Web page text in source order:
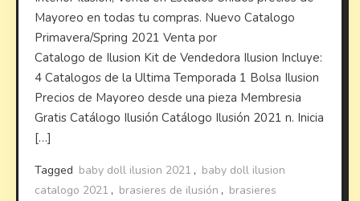
Mayoreo en todas tu compras. Nuevo Catalogo
Primavera/Spring 2021 Venta por
Catalogo de Ilusion Kit de Vendedora Ilusion Incluye:
4 Catalogos de la Ultima Temporada 1 Bolsa Ilusion
Precios de Mayoreo desde una pieza Membresia
Gratis Catálogo Ilusión Catálogo Ilusión 2021 n. Inicia
[…]
Tagged baby doll ilusion 2021 , baby doll ilusion
catalogo 2021 , brasieres de ilusión , brasieres